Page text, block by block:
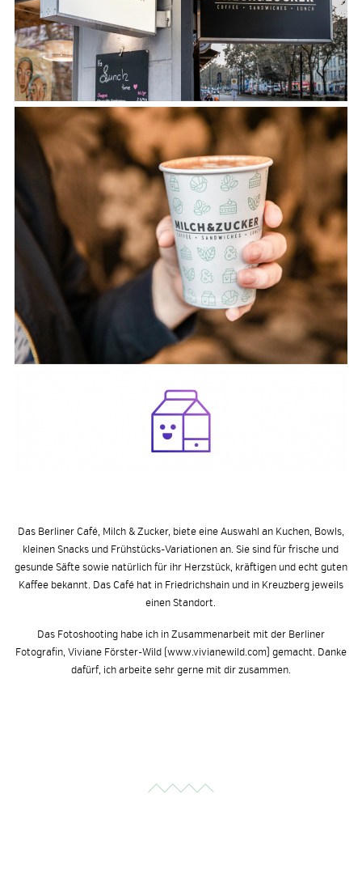
Das Berliner Café, Milch & Zucker, biete eine Auswahl an Kuchen, Bowls,
kleinen Snacks und Frühstücks-Variationen an. Sie sind für frische und
gesunde Säfte sowie natürlich für ihr Herzstück, kräftigen und echt guten
Kaffee bekannt. Das Café hat in Friedrichshain und in Kreuzberg jeweils
einen Standort.
Das Fotoshooting habe ich in Zusammenarbeit mit der Berliner
Fotografin, Viviane Förster-Wild (www.vivianewild.com) gemacht. Danke
dafürf, ich arbeite sehr gerne mit dir zusammen.